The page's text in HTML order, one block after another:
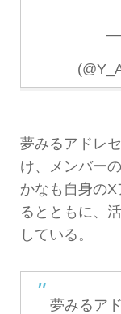
—
夢みるアドレ
け、メンバー
かなも自身の
るとともに、
している。
夢みるア